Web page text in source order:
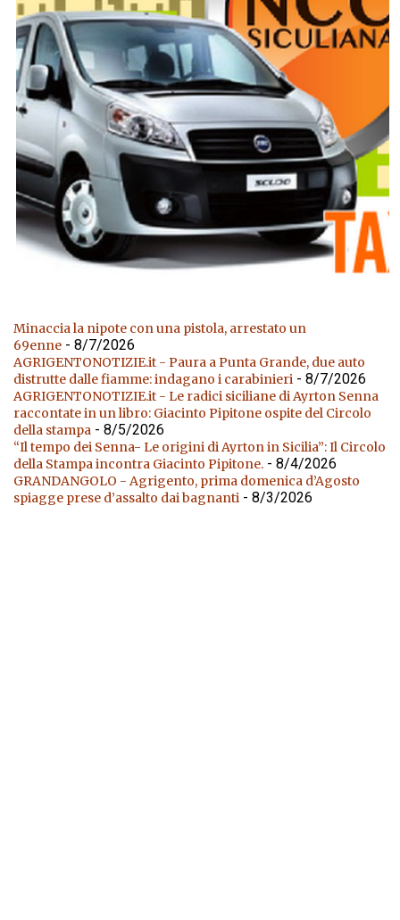
Minaccia la nipote con una pistola, arrestato un
69enne - 8/7/2026
AGRIGENTONOTIZIE.it - Paura a Punta Grande, due auto
distrutte dalle fiamme: indagano i carabinieri - 8/7/2026
AGRIGENTONOTIZIE.it - Le radici siciliane di Ayrton Senna
raccontate in un libro: Giacinto Pipitone ospite del Circolo
della stampa - 8/5/2026
“Il tempo dei Senna- Le origini di Ayrton in Sicilia”: Il Circolo
della Stampa incontra Giacinto Pipitone. - 8/4/2026
GRANDANGOLO - Agrigento, prima domenica d’Agosto
spiagge prese d’assalto dai bagnanti - 8/3/2026